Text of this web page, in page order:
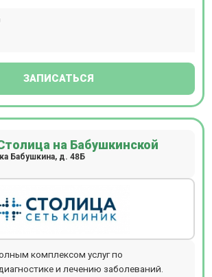
ЗАПИСАТЬСЯ
на Бабушкинской
Бабушкина, д. 48Б
комплексом услуг по
и лечению заболеваний.